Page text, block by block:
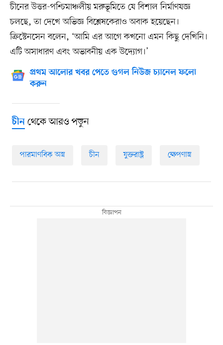
চীনের উত্তর-পশ্চিমাঞ্চলীয় মরুভূমিতে যে বিশাল নির্মাণযজ্ঞ
চলছে, তা দেখে অভিজ্ঞ বিশ্লেষকেরাও অবাক হয়েছেন।
ক্রিস্টেনসেন বলেন, ‘আমি এর আগে কখনো এমন কিছু দেখিনি।
এটি অসাধারণ এবং অভাবনীয় এক উদ্যোগ।’
প্রথম আলোর খবর পেতে গুগল নিউজ চ্যানেল ফলো
করুন
চীনথেকে আরও পড়ুন
পারমাণবিক অস্ত্র চীন যুক্তরাষ্ট্র ক্ষেপণাস্ত্র